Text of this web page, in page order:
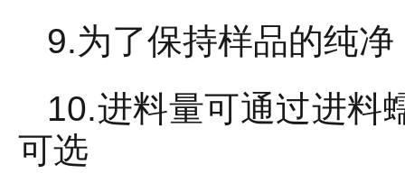
9.为了保持样品的纯
10.进料量可通过进料
可选